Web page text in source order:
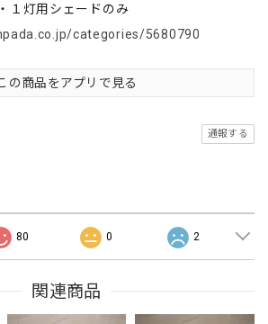
１灯用シェードのみ
categories/5680790
の商品をアプリで見る
通報する
80 0 2
関連商品